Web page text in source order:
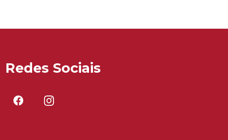
Redes Sociais